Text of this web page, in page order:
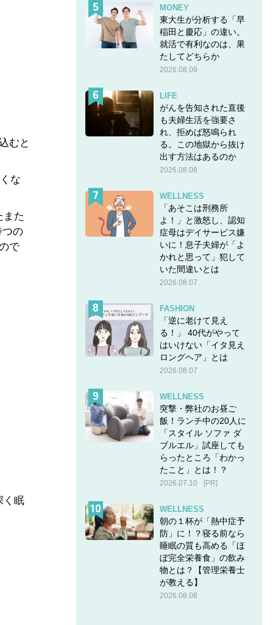
むと
な
また
つの
で
く眠
MONEY
東大生が分析する「早
稲田と慶応」の違い。
就活で有利なのは、果
たしてどちらか
2026.08.09
LIFE
がんを告知された直後
も夫婦生活を強要さ
れ、拒めば怒鳴られ
る。この地獄から抜け
出す方法はあるのか
2026.08.08
WELLNESS
「あそこは刑務所
よ！」と激怒し、認知
症母はデイサービス嫌
いに！息子夫婦が「よ
かれと思って」犯して
いた間違いとは
2026.08.07
FASHION
「逆に老けて見え
る！」 40代がやって
はいけない「イタ見え
ロングヘア」とは
2026.08.07
WELLNESS
突撃・弊社のお昼ご
飯！ランチ中の20人に
「スタイル ソファ ダ
ブルエル」試座しても
らったところ「わかっ
たこと」とは！？
2026.07.10 [PR]
WELLNESS
朝の１杯が「熱中症予
防」に！？寝る前なら
睡眠の質も高める「ほ
ぼ完全栄養食」の飲み
物とは？【管理栄養士
が教える】
2026.08.08